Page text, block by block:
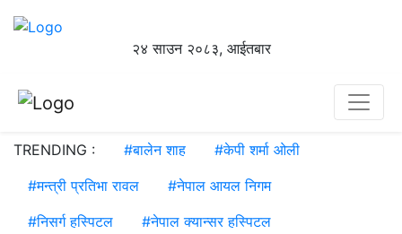
२४ साउन २०८३, आईतबार
TRENDING : #बालेन शाह #केपी शर्मा ओली
#मन्त्री प्रतिभा रावल #नेपाल आयल निगम
#निसर्ग हस्पिटल #नेपाल क्यान्सर हस्पिटल